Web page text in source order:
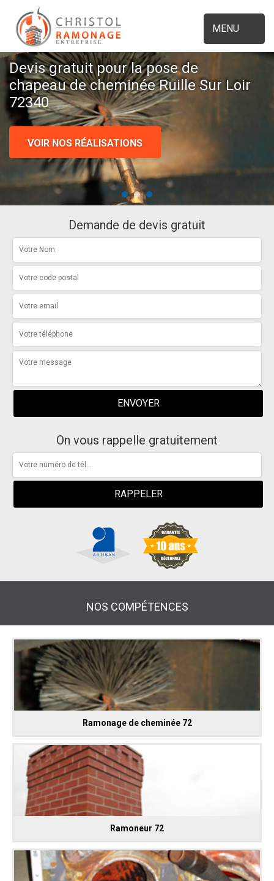
MENU
Devis gratuit pour la pose de
chapeau de cheminée Ruille Sur Loir
72340
VOIR NOS RÉALISATIONS
Demande de devis gratuit
On vous rappelle gratuitement
NOS COMPÉTENCES
Ramonage de cheminée 72
Ramoneur 72